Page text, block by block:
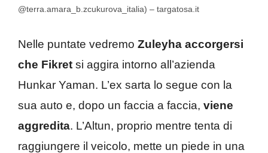
@terra.amara_b.zcukurova_italia) – targatosa.it
Nelle puntate vedremo Zuleyha accorgersi
che Fikret si aggira intorno all’azienda
Hunkar Yaman. L’ex sarta lo segue con la
sua auto e, dopo un faccia a faccia, viene
aggredita. L’Altun, proprio mentre tenta di
raggiungere il veicolo, mette un piede in una